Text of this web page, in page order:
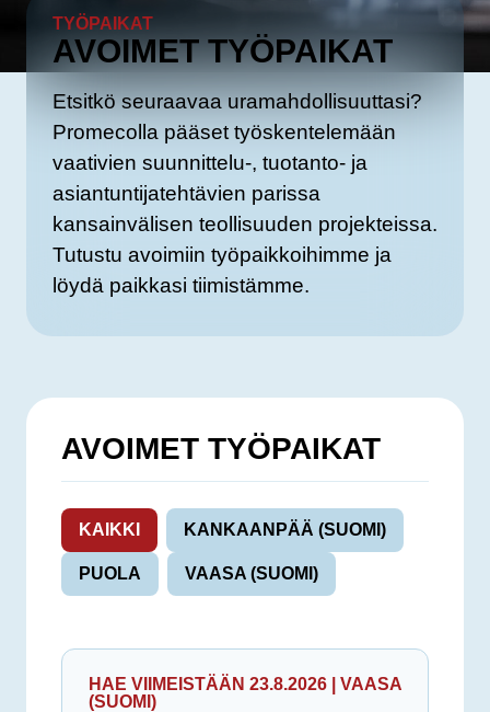
TYÖPAIKAT
AVOIMET TYÖPAIKAT
Etsitkö seuraavaa uramahdollisuuttasi?
Promecolla pääset työskentelemään
vaativien suunnittelu-, tuotanto- ja
asiantuntijatehtävien parissa
kansainvälisen teollisuuden projekteissa.
Tutustu avoimiin työpaikkoihimme ja
löydä paikkasi tiimistämme.
AVOIMET TYÖPAIKAT
KAIKKI KANKAANPÄÄ (SUOMI)
PUOLA VAASA (SUOMI)
HAE VIIMEISTÄÄN 23.8.2026 | VAASA
(SUOMI)